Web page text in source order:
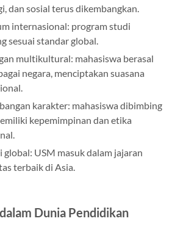
dan sosial terus dikembangkan.
internasional: program studi
sesuai standar global.
multikultural: mahasiswa berasal
negara, menciptakan suasana
karakter: mahasiswa dibimbing
kepemimpinan dan etika
global: USM masuk dalam jajaran
terbaik di Asia.
Dunia Pendidikan